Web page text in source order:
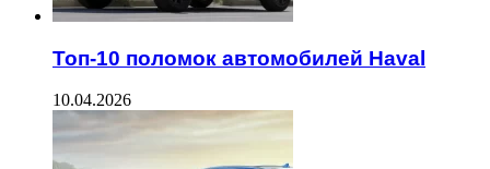
Топ-10 поломок автомобилей Haval
10.04.2026